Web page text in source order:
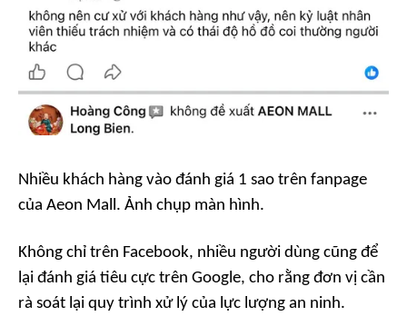
Nhiều khách hàng vào đánh giá 1 sao trên fanpage
của Aeon Mall. Ảnh chụp màn hình.
Không chỉ trên Facebook, nhiều người dùng cũng để
lại đánh giá tiêu cực trên Google, cho rằng đơn vị cần
rà soát lại quy trình xử lý của lực lượng an ninh.